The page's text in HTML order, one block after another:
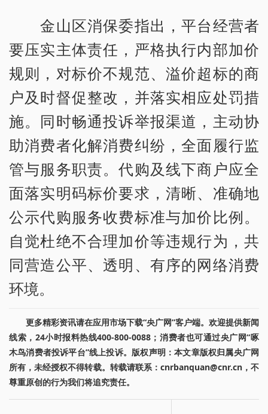
金山区消保委指出，平台经营者
要压实主体责任，严格执行内部加价
规则，对标价不规范、溢价超标的商
户及时督促整改，并落实相应处罚措
施。同时畅通投诉举报渠道，主动协
助消费者化解消费纠纷，全面履行监
管与服务职责。代购及线下商户应全
面落实明码标价要求，清晰、准确地
公示代购服务收费标准与加价比例。
自觉杜绝不合理加价等违规行为，共
同营造公平、透明、有序的网络消费
环境。
更多精彩资讯请在应用市场下载“央广网”客户端。欢迎提供新闻
线索，24小时报料热线400-800-0088；消费者也可通过央广网“啄
木鸟消费者投诉平台”线上投诉。版权声明：本文章版权归属央广网
所有，未经授权不得转载。转载请联系：cnrbanquan@cnr.cn，不
尊重原创的行为我们将追究责任。